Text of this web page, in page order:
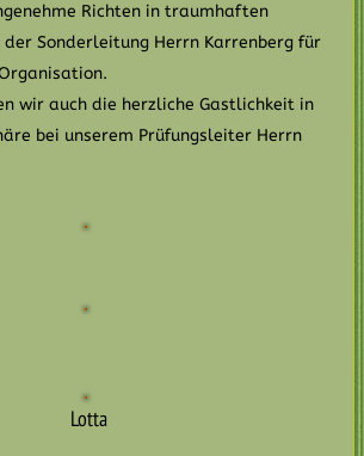
Richten in traumhaften
der Sonderleitung Herrn Karrenberg für
wir auch die herzliche Gastlichkeit in
bei unserem Prüfungsleiter Herrn
Lotta